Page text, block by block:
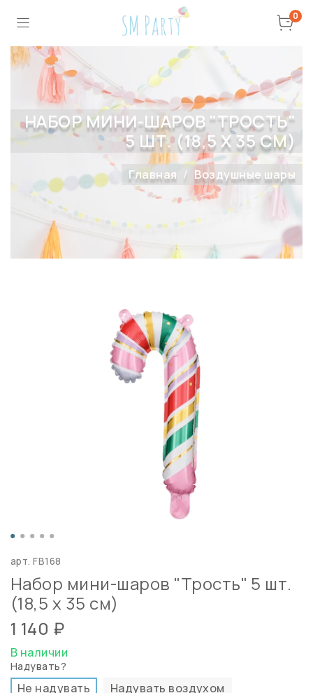
0
НАБОР МИНИ-ШАРОВ "ТРОСТЬ"
5 ШТ. (18,5 Х 35 СМ)
Главная Воздушные шары
арт.FB168
Набор мини-шаров "Трость" 5 шт.
(18,5 х 35 см)
1 140 ₽
В наличии
Надувать?
Не надувать Надувать воздухом